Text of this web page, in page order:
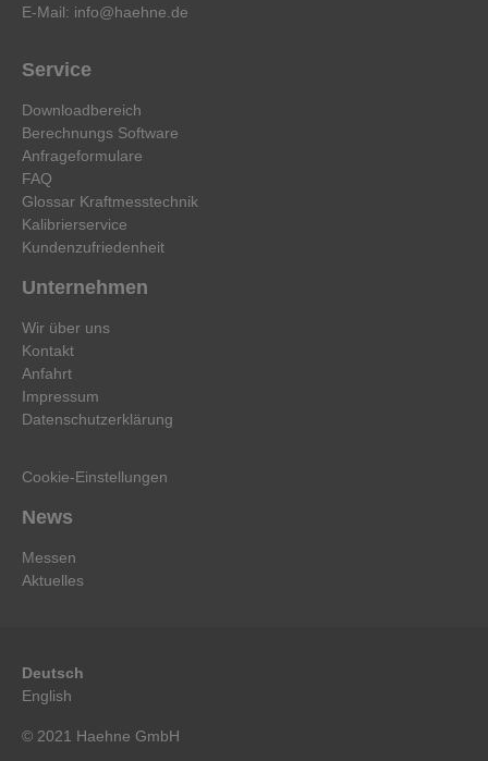
E-Mail: info@haehne.de
Service
Downloadbereich
Berechnungs Software
Anfrageformulare
FAQ
Glossar Kraftmesstechnik
Kalibrierservice
Kundenzufriedenheit
Unternehmen
Wir über uns
Kontakt
Anfahrt
Impressum
Datenschutzerklärung
Cookie-Einstellungen
News
Messen
Aktuelles
Deutsch
English
© 2021 Haehne GmbH